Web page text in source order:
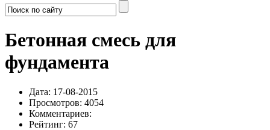
Бетонная смесь для
фундамента
Дата: 17-08-2015
Просмотров: 4054
Комментариев:
Рейтинг: 67